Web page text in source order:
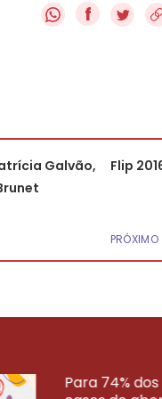
f
Galvão,
Flip
PRÓXIMO
Para 74%